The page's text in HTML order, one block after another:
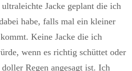
Jacke geplant die ich
habe, falls mal ein kleiner
Keine Jacke die ich
wenn es richtig schüttet oder
Regen angesagt ist. Ich